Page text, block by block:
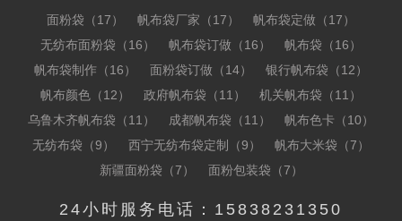
面粉袋（17） 帆布袋厂家（17）
帆布袋定做（17）
无纺布面粉袋（16）
帆布袋订做（16）
帆布袋（16）
帆布袋制作（16）
面粉袋订做（14）
银行帆布袋（12）
帆布颜色（12）
政府帆布袋（11）
机关帆布袋（11）
乌鲁木齐帆布袋（11）
成都帆布袋（11）
帆布色卡（10）
无纺布袋（9）
西宁无纺布袋定制（9）
帆布大米袋（7）
新疆面粉袋（7）
面粉包装袋（7）
24小时服务电话：15838231350